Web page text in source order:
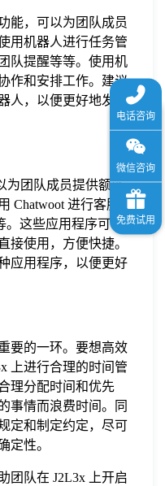
能，可以为团队成员
用机器人进行任务管
队提醒等等。使用机
作和安排工作。建议
人，以便更好地发挥
为团队成员提供额外
Chatwoot 进行客服聊
。这些应用程序可以
接使用，方便快捷。
应用程序，以便更好
要的一环。要想高效
上进行合理的时间管
理分配时间和优先
事情而浪费时间。同
定和制定约定，尽可
定性。
团队在 J2L3x 上开启